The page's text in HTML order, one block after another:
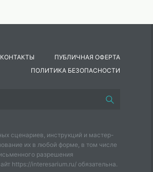
точку зрения;
прочитанный текст;
КОНТАКТЫ
ПУБЛИЧНАЯ ОФЕРТА
ПОЛИТИКА БЕЗОПАСНОСТИ
сценариев, инструкций и мастер-
их в любой форме, в том числе
разрешения
https://interesarium.ru/ обязательна.